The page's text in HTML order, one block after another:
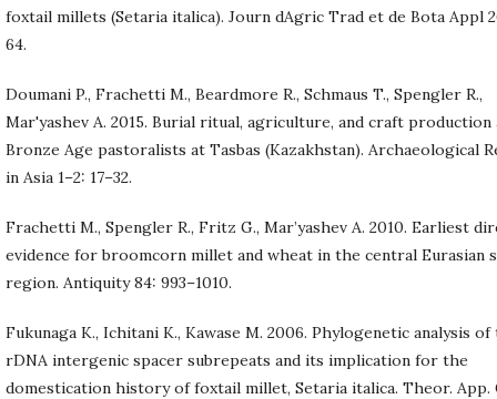
foxtail millets (Setaria italica). Journ dAgric Trad et de Bota Appl
64.
Doumani P., Frachetti M., Beardmore R., Schmaus T., Spengler R.,
Mar'yashev A. 2015. Burial ritual, agriculture, and craft production
Bronze Age pastoralists at Tasbas (Kazakhstan). Archaeological
in Asia 1–2: 17–32.
Frachetti M., Spengler R., Fritz G., Mar’yashev A. 2010. Earliest
evidence for broomcorn millet and wheat in the central Eurasian
region. Antiquity 84: 993–1010.
Fukunaga K., Ichitani K., Kawase M. 2006. Phylogenetic analysis of
rDNA intergenic spacer subrepeats and its implication for the
domestication history of foxtail millet, Setaria italica. Theor. App.